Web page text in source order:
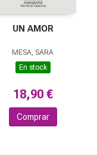
UN AMOR
MESA, SARA
En stock
18,90 €
Comprar